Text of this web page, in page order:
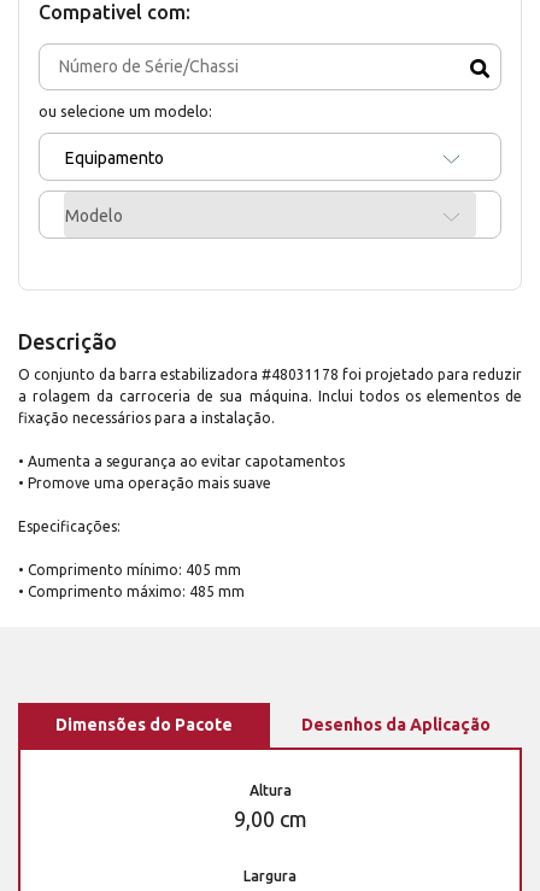
Compativel com:
ou selecione um modelo:
Equipamento
Modelo
Descrição
O conjunto da barra estabilizadora #48031178 foi projetado para reduzir
a rolagem da carroceria de sua máquina. Inclui todos os elementos de
fixação necessários para a instalação.
• Aumenta a segurança ao evitar capotamentos
• Promove uma operação mais suave
Especificações:
• Comprimento mínimo: 405 mm
• Comprimento máximo: 485 mm
Dimensões do Pacote Desenhos da Aplicação
Altura
9,00 cm
Largura